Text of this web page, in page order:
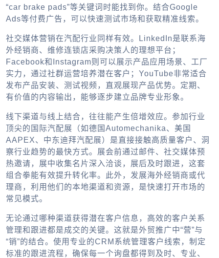
“car brake pads”等关键词时能找到你。结合Google
Ads等付费广告，可以快速测试市场和获取精准线索。
社交媒体营销在汽配行业同样有效。LinkedIn是联系海
外经销商、维修连锁店采购决策人的理想平台；
Facebook和Instagram则可以展示产品应用场景、工厂
实力，通过社群运营培养潜在客户；YouTube非常适合
发布产品安装、测试视频，直观展现产品优势。定期、
有价值的内容输出，能够逐步建立品牌专业形象。
线下渠道与线上结合，往往能产生倍增效应。参加行业
顶尖的国际汽配展（如德国Automechanika、美国
AAPEX、中东迪拜汽配展）是直接接触高质量客户、洞
察行业趋势的最快方式。展会前通过邮件、社交媒体预
热邀请，展中收集名片深入洽谈，展后及时跟进，这套
组合拳能有效提升转化率。此外，发展海外经销商或代
理商，利用他们的本地渠道和资源，是快速打开市场的
常见模式。
无论通过哪种渠道获得潜在客户信息，高效的客户关系
管理和跟进都是成交的关键。这就是外贸推广中“营”与
“销”的结合。使用专业的CRM系统管理客户线索，制定
标准的跟进流程，确保每一个询盘都得到及时、专业、